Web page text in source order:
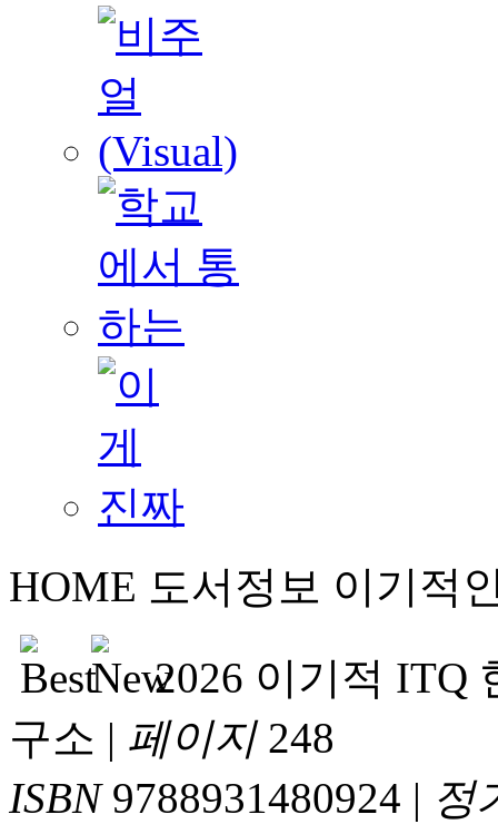
HOME 도서정보 이기적
2026 이기적 ITQ
구소 | 페이지248
ISBN9788931480924 | 정